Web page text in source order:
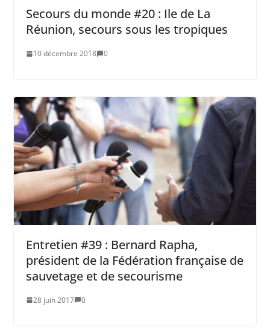
Secours du monde #20 : Ile de La
Réunion, secours sous les tropiques
10 décembre 2018 0
Entretien #39 : Bernard Rapha,
président de la Fédération française de
sauvetage et de secourisme
28 juin 2017 0